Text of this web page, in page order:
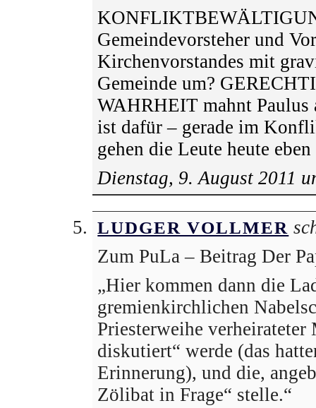
Gemeindevorsteher und
Kirchenvorstandes mit
Gemeinde um?
WAHRHEIT mahnt Paulus
ist dafür – gerade im
gehen die Leute heute
Dienstag, 9. August 2011
LUDGER VOLLMER
Zum PuLa – Beitrag Der
„Hier kommen dann die
gremienkirchlichen
Priesterweihe verheirateter
diskutiert“ werde (das
Erinnerung), und die,
Zölibat in Frage“ stelle.“